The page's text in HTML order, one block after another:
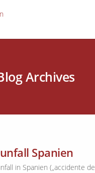
Archives
Spanien
in Spanien („accidente de